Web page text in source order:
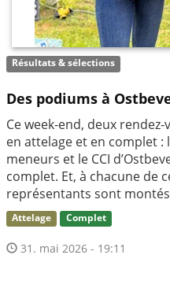
Résultats & sélections
Des podiums à
Ce week-end, deux
en attelage et en complet :
meneurs et le CCI
complet. Et, à chacune de
représentants sont
Attelage Complet
31. mai 2026 - 19:11